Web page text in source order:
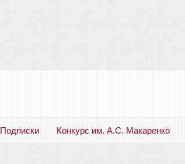
Подписки Конкурс им. А.С. Макаренко